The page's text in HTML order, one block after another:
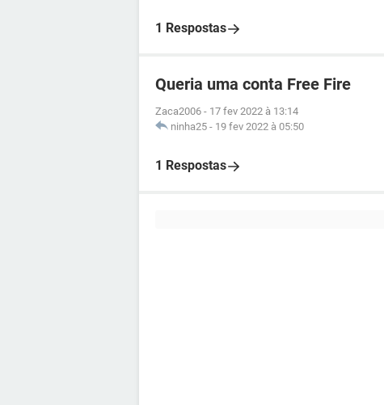
1 Respostas
Queria uma conta Free Fire
Zaca2006 - 17 fev 2022 à 13:14
ninha25 - 19 fev 2022 à 05:50
1 Respostas